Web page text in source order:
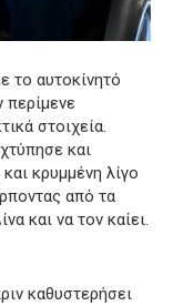
το αυτοκίνητό
στοιχεία.
και
κρυμμένη λίγο
από τα
και να τον καίει.
καθυστερήσει